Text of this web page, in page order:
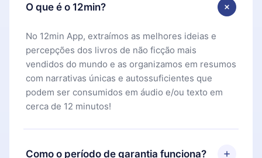
O que é o 12min?
No 12min App, extraímos as melhores ideias e
percepções dos livros de não ficção mais
vendidos do mundo e as organizamos em resumos
com narrativas únicas e autossuficientes que
podem ser consumidos em áudio e/ou texto em
cerca de 12 minutos!
Como o período de garantia funciona?